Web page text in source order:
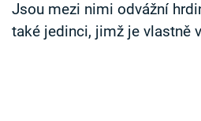
Sledujte nás
Jsou mezi nimi odvážní
také jedinci, jimž je vlastně